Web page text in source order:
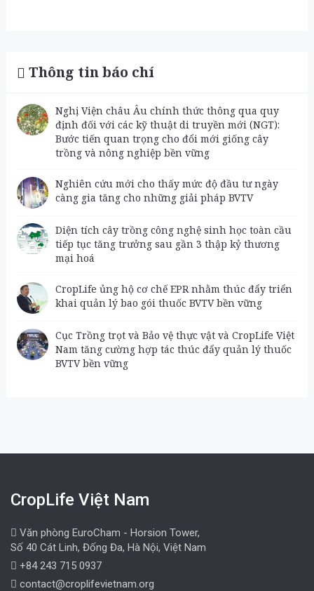
Thông tin báo chí
Nghị Viện châu Âu chính thức thông qua quy
định đối với các kỹ thuật di truyền mới (NGT):
Bước tiến quan trọng cho đổi mới giống cây
trồng và nông nghiệp bền vững
Nghiên cứu mới cho thấy mức độ đầu tư ngày
càng gia tăng cho những giải pháp BVTV
Diện tích cây trồng công nghệ sinh học toàn cầu
tiếp tục tăng trưởng sau gần 3 thập kỷ thương
mại hoá
CropLife ủng hộ cơ chế EPR nhằm thúc đẩy triển
khai quản lý bao gói thuốc BVTV bền vững
Cục Trồng trọt và Bảo vệ thực vật và CropLife Việt
Nam tăng cường hợp tác thúc đẩy quản lý thuốc
BVTV bền vững
CropLife Việt Nam
Văn phòng EuroCham - Horsion Tower,
Số 40 Cát Linh, Đống Đa, Hà Nội, Việt Nam
+84 243 715 0937
contact@croplifevietnam.org